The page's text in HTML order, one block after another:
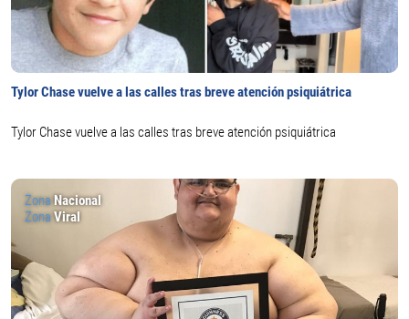
Tylor Chase vuelve a las calles tras breve atención psiquiátrica
Tylor Chase vuelve a las calles tras breve atención psiquiátrica
ZonaNacional
ZonaViral